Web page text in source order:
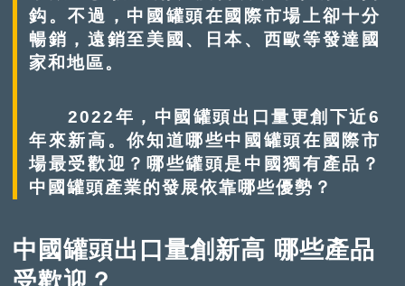
鈎。不過，中國罐頭在國際市場上卻十分
暢銷，遠銷至美國、日本、西歐等發達國
家和地區。
2022年，中國罐頭出口量更創下近6
年來新高。你知道哪些中國罐頭在國際市
場最受歡迎？哪些罐頭是中國獨有產品？
中國罐頭產業的發展依靠哪些優勢？
中國罐頭出口量創新高 哪些產品